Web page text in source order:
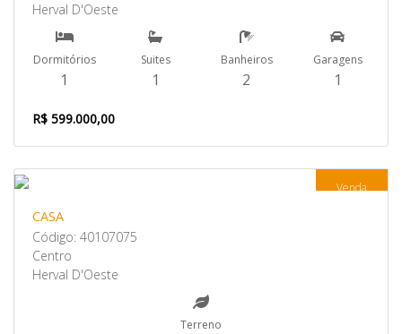
Herval D'Oeste
Dormitórios
1
Suites
1
Banheiros
2
Garagens
1
R$ 599.000,00
Venda
CASA
Código: 40107075
Centro
Herval D'Oeste
Terreno